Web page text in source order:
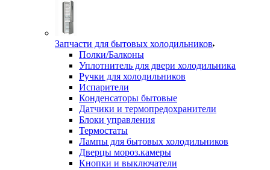
Запчасти для бытовых холодильников
Полки/Балконы
Уплотнитель для двери холодильника
Ручки для холодильников
Испарители
Конденсаторы бытовые
Датчики и термопредохранители
Блоки управления
Термостаты
Лампы для бытовых холодильников
Дверцы мороз.камеры
Кнопки и выключатели